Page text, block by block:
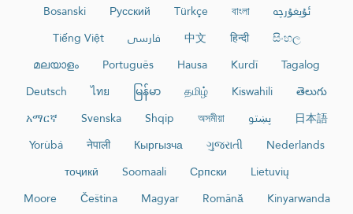
ئۇيغۇرچە
বাংলা
Türkçe
Русский
Bosanski
සිංහල
हिन्दी
中文 فارسی
Tiếng Việt
Tagalog
Kurdî
Hausa
Português
മലയാളം
తెలుగు
Kiswahili
தமிழ்
မြန်မာ
ไทย
Deutsch
日本語
پښتو অসমীয়া
Shqip
Svenska
አማርኛ
Nederlands
ગુજરાતી
Кыргызча
नेपाली
Yorùbá
Lietuvių
Српски
Soomaali
тоҷикӣ
Kinyarwanda
Română
Magyar
Čeština
Moore